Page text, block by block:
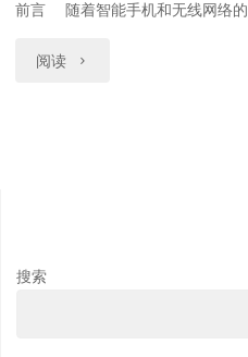
追
踪
前言 随着智能手机和无线网络的
阅读 "运
搜索